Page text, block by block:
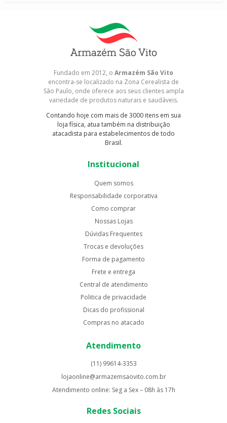
Fundado em 2012, o Armazém São Vito
encontra-se localizado na Zona Cerealista de
São Paulo, onde oferece aos seus clientes ampla
variedade de produtos naturais e saudáveis.
Contando hoje com mais de 3000 itens em sua
loja física, atua também na distribuição
atacadista para estabelecimentos de todo
Brasil.
Institucional
Quem somos
Responsabilidade corporativa
Como comprar
Nossas Lojas
Dúvidas Frequentes
Trocas e devoluções
Forma de pagamento
Frete e entrega
Central de atendimento
Politica de privacidade
Dicas do profissional
Compras no atacado
Atendimento
(11) 99614-3353
lojaonline@armazemsaovito.com.br
Atendimento online: Seg a Sex – 08h às 17h
Redes Sociais